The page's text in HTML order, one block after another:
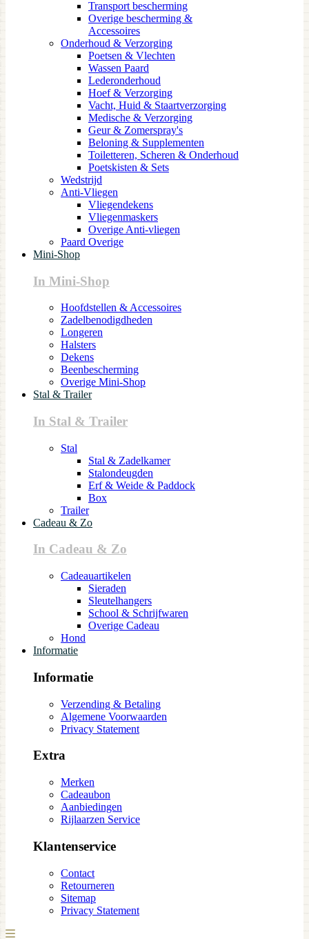
Transport bescherming
Overige bescherming &
Accessoires
Onderhoud & Verzorging
Poetsen & Vlechten
Wassen Paard
Lederonderhoud
Hoef & Verzorging
Vacht, Huid & Staartverzorging
Medische & Verzorging
Geur & Zomerspray's
Beloning & Supplementen
Toiletteren, Scheren & Onderhoud
Poetskisten & Sets
Wedstrijd
Anti-Vliegen
Vliegendekens
Vliegenmaskers
Overige Anti-vliegen
Paard Overige
Mini-Shop
In Mini-Shop
Hoofdstellen & Accessoires
Zadelbenodigdheden
Longeren
Halsters
Dekens
Beenbescherming
Overige Mini-Shop
Stal & Trailer
In Stal & Trailer
Stal
Stal & Zadelkamer
Stalondeugden
Erf & Weide & Paddock
Box
Trailer
Cadeau & Zo
In Cadeau & Zo
Cadeauartikelen
Sieraden
Sleutelhangers
School & Schrijfwaren
Overige Cadeau
Hond
Informatie
Informatie
Verzending & Betaling
Algemene Voorwaarden
Privacy Statement
Extra
Merken
Cadeaubon
Aanbiedingen
Rijlaarzen Service
Klantenservice
Contact
Retourneren
Sitemap
Privacy Statement